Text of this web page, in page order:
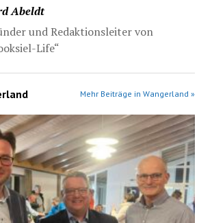
Abeldt
und Redaktionsleiter von
Life“
Mehr Beiträge in Wangerland »